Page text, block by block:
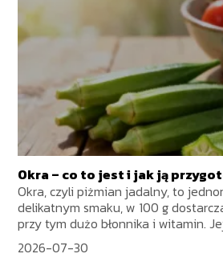
Okra – co to jest i jak ją
Okra, czyli piżmian jadalny, to
delikatnym smaku, w 100 g
przy tym dużo błonnika i witamin.
2026-07-30